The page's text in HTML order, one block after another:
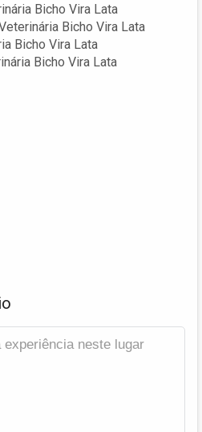
Bicho Vira Lata
Bicho Vira Lata
Bicho Vira Lata
Bicho Vira Lata